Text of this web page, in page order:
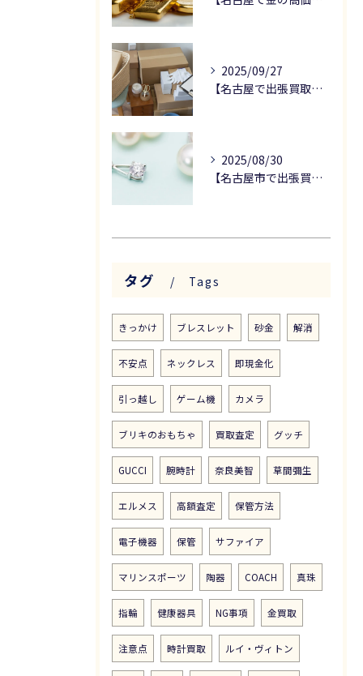
2025/09/27
【名古屋で出張買取をお考えの方へ】骨董品の査定ポイントについて解説！
2025/08/30
【名古屋市で出張買取なら】真珠の高価買取のためのポイント
タグ Tags
きっかけ ブレスレット 砂金 解消
不安点 ネックレス 即現金化
引っ越し ゲーム機 カメラ
ブリキのおもちゃ 買取査定 グッチ
GUCCI 腕時計 奈良美智 草間彌生
エルメス 高額査定 保管方法
電子機器 保管 サファイア
マリンスポーツ 陶器 COACH 真珠
指輪 健康器具 NG事項 金買取
注意点 時計買取 ルイ・ヴィトン